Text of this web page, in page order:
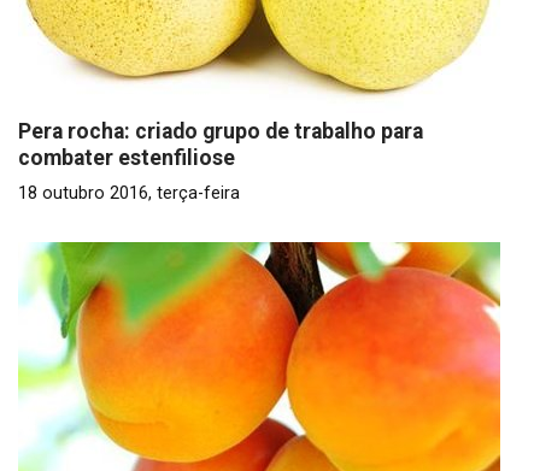
Pera rocha: criado grupo de trabalho para
combater estenfiliose
18 outubro 2016, terça-feira